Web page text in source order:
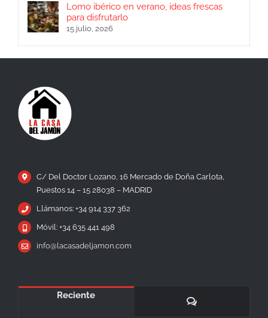
Lomo ibérico en verano, ideas frescas
para disfrutarlo
15 julio, 2026
C/ Del Doctor Lozano, 16 Mercado de Doña Carlota,
Puestos 14 – 15 28038 – MADRID
Llámanos: +34 914 337 362
Móvil: +34 635 441 498
info@lacasadeljamon.com
Reciente
Comentarios